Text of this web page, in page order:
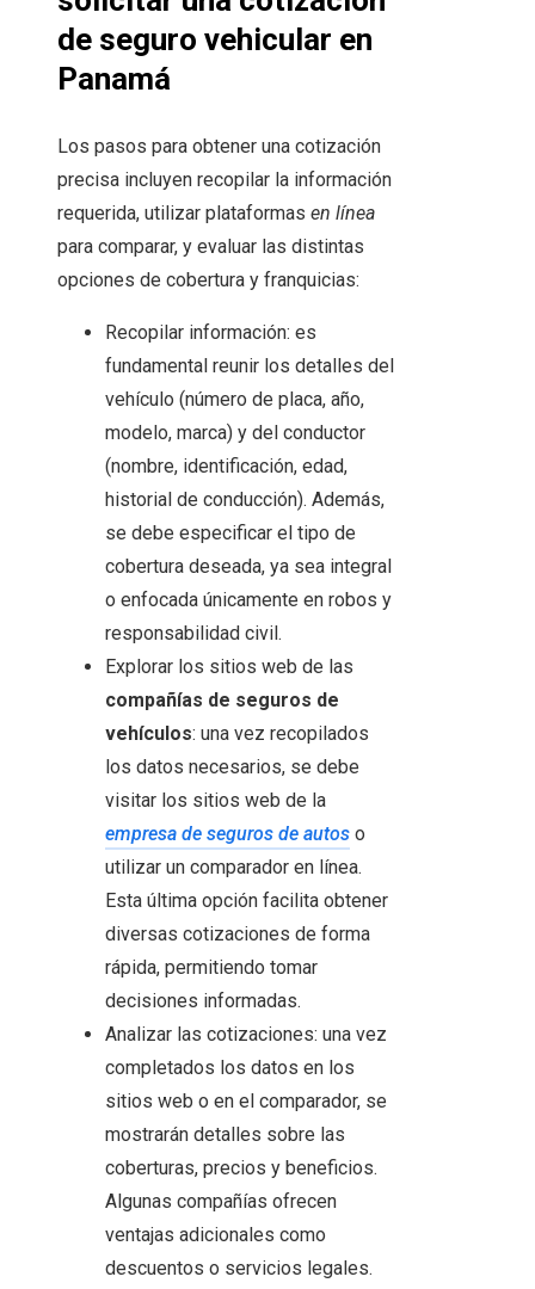
de seguro vehicular en
Panamá
Los pasos para obtener una cotización
precisa incluyen recopilar la información
requerida, utilizar plataformas en línea
para comparar, y evaluar las distintas
opciones de cobertura y franquicias:
Recopilar información: es
fundamental reunir los detalles del
vehículo (número de placa, año,
modelo, marca) y del conductor
(nombre, identificación, edad,
historial de conducción). Además,
se debe especificar el tipo de
cobertura deseada, ya sea integral
o enfocada únicamente en robos y
responsabilidad civil.
Explorar los sitios web de las
compañías de seguros de
vehículos: una vez recopilados
los datos necesarios, se debe
visitar los sitios web de la
empresa de seguros de autos o
utilizar un comparador en línea.
Esta última opción facilita obtener
diversas cotizaciones de forma
rápida, permitiendo tomar
decisiones informadas.
Analizar las cotizaciones: una vez
completados los datos en los
sitios web o en el comparador, se
mostrarán detalles sobre las
coberturas, precios y beneficios.
Algunas compañías ofrecen
ventajas adicionales como
descuentos o servicios legales.